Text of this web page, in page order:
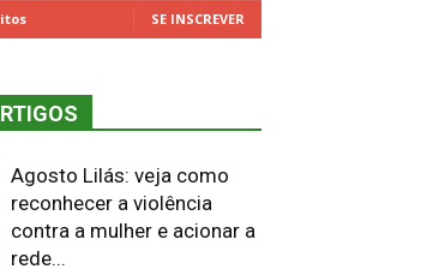
SE INSCREVER
Agosto Lilás: veja como
reconhecer a violência
contra a mulher e acionar a
rede...